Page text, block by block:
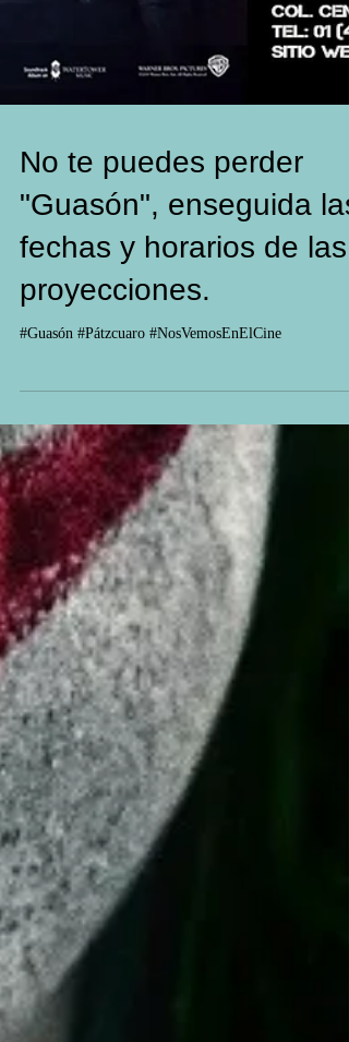
No te puedes perder
"Guasón", enseguida las
fechas y horarios de las